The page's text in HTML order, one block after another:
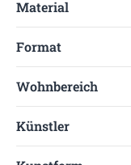
Material
Format
Wohnbereich
Künstler